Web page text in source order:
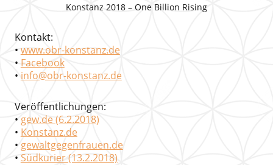
Konstanz 2018 – One Billion Rising
Kontakt:
• www.obr-konstanz.de
• Facebook
• info@obr-konstanz.de
Veröffentlichungen:
• gew.de (6.2.2018)
• Konstanz.de
• gewaltgegenfrauen.de
• Südkurier (13.2.2018)